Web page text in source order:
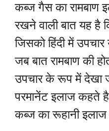
कब्ज गैस का रामबाण
रखने वाली बात यह है
जिसको हिंदी में
जब बात रामबाण की
उपचार के रूप में देखा
परमानेंट इलाज कहते
कब्ज का रूहानी इलाज